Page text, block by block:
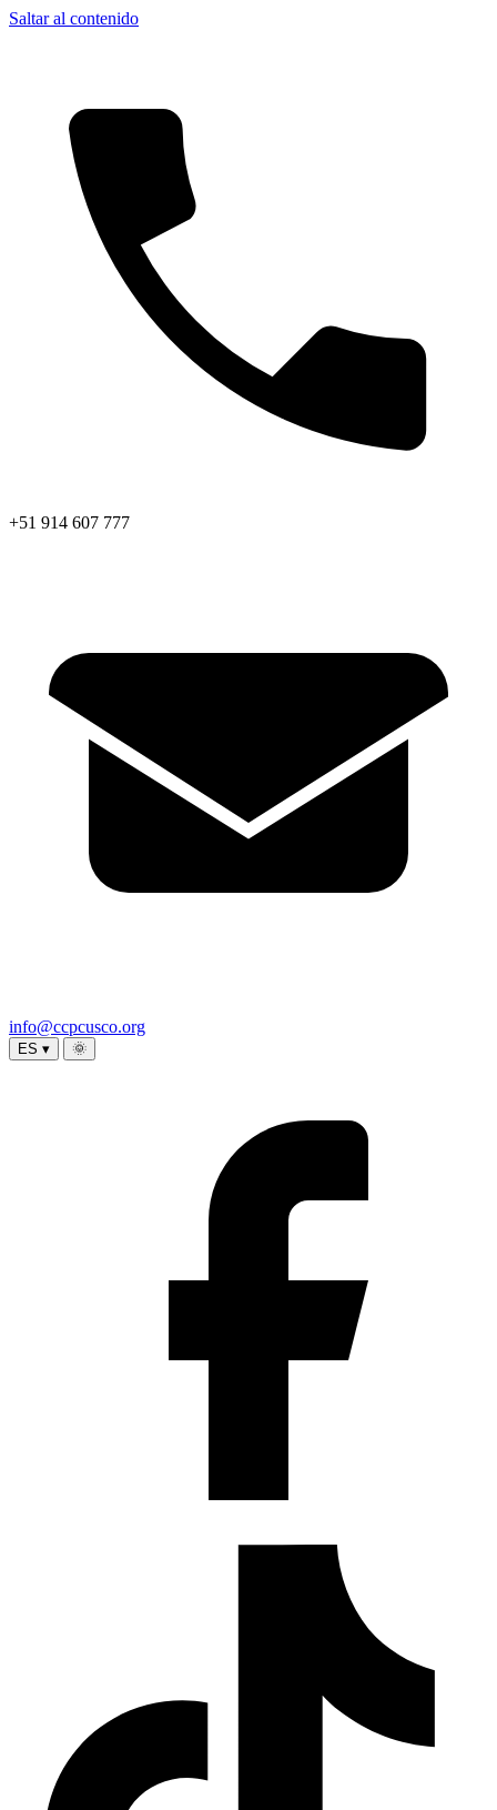
Saltar al contenido
+51 914 607 777
info@ccpcusco.org
ES ▾ 🌞